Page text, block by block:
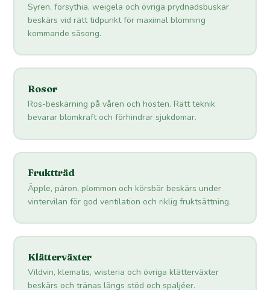
Syren, forsythia, weigela och övriga prydnadsbuskar
beskärs vid rätt tidpunkt för maximal blomning
kommande säsong.
Rosor
Ros-beskärning på våren och hösten. Rätt teknik
bevarar blomkraft och förhindrar sjukdomar.
Fruktträd
Äpple, päron, plommon och körsbär beskärs under
vintervilan för god ventilation och riklig fruktsättning.
Klätterväxter
Vildvin, klematis, wisteria och övriga klätterväxter
beskärs och tränas längs stöd och spaljéer.